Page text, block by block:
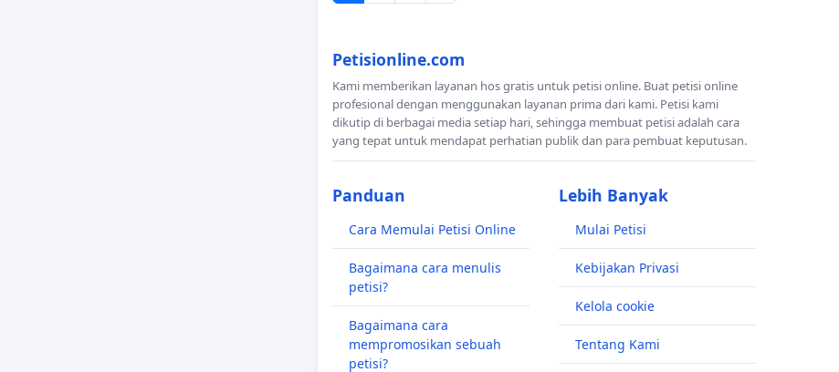
Petisionline.com
Kami memberikan layanan hos gratis untuk petisi online. Buat petisi online
profesional dengan menggunakan layanan prima dari kami. Petisi kami
dikutip di berbagai media setiap hari, sehingga membuat petisi adalah cara
yang tepat untuk mendapat perhatian publik dan para pembuat keputusan.
Panduan
Cara Memulai Petisi Online
Bagaimana cara menulis
petisi?
Bagaimana cara
mempromosikan sebuah
petisi?
Lebih Banyak
Mulai Petisi
Kebijakan Privasi
Kelola cookie
Tentang Kami